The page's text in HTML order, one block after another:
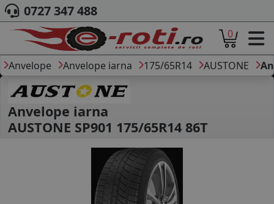
ACASA
DESPRE NOI
ANVELOPE
AUTO
CAMION
MOTO
CAUTARE DUPA
DIMENSIUNI
PRODUCATORI ANVELOPE
MARCA AUTO
0727 347 488
0
Anvelope Anvelope iarna 175/65R14 AUSTONE
Anvelope iarna
AUSTONE SP901 175/65R14 86T